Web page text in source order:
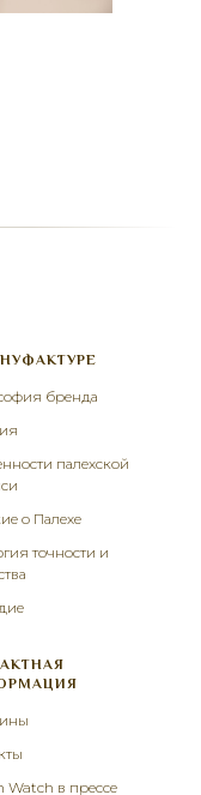
бренда
палехской
о Палехе
точности и
Watch в прессе